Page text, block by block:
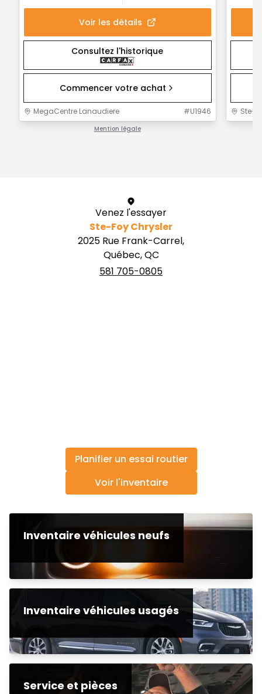
Voir les détails
Consultez l'historique
Commencer votre achat
MegaCentre Lanaudiere #U1946
Mention légale
Ste-
Venez l'essayer
Ste-Foy Chrysler
2025 Rue Frank-Carrel,
Québec, QC
581 705-0805
Planifier un essai routier
Voir l'inventaire
Inventaire véhicules neufs
Inventaire véhicules usagés
Service et pièces